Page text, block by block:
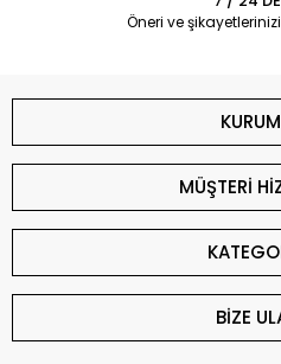
Öneri ve
MÜŞTERİ
BİZE